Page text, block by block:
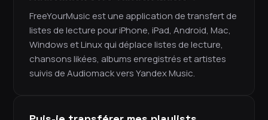
FreeYourMusic est une application de transfert de
listes de lecture pour iPhone, iPad, Android, Mac,
Windows et Linux qui déplace listes de lecture,
chansons likées, albums enregistrés et artistes
suivis de Audiomack vers Yandex Music.